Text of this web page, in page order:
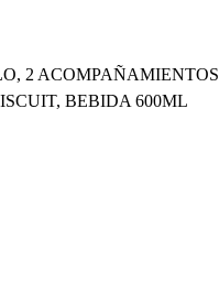
2 ACOMPAÑAMIENTOS
BEBIDA 600ML